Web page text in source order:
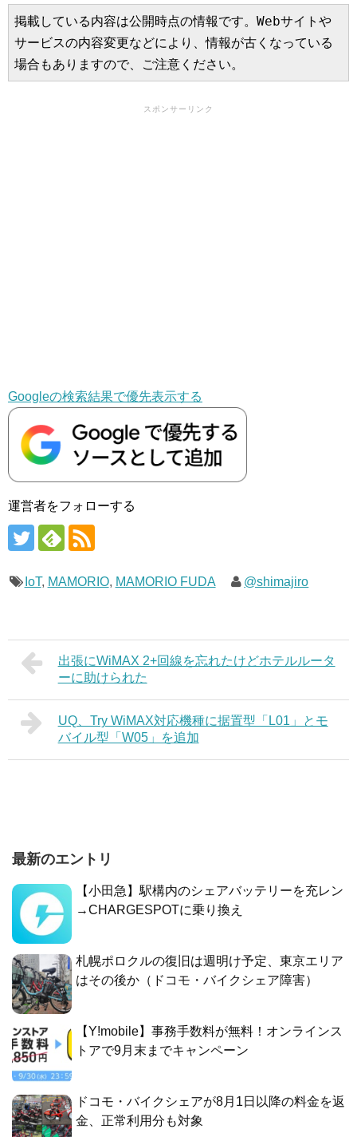
掲載している内容は公開時点の情報です。Webサイトや
サービスの内容変更などにより、情報が古くなっている
場合もありますので、ご注意ください。
スポンサーリンク
Googleの検索結果で優先表示する
運営者をフォローする
IoT, MAMORIO, MAMORIO FUDA @shimajiro
出張にWiMAX 2+回線を忘れたけどホテルルータ
ーに助けられた
UQ、Try WiMAX対応機種に据置型「L01」とモ
バイル型「W05」を追加
最新のエントリ
【小田急】駅構内のシェアバッテリーを充レン
→CHARGESPOTに乗り換え
札幌ポロクルの復旧は週明け予定、東京エリア
はその後か（ドコモ・バイクシェア障害）
【Y!mobile】事務手数料が無料！オンラインス
トアで9月末までキャンペーン
ドコモ・バイクシェアが8月1日以降の料金を返
金、正常利用分も対象